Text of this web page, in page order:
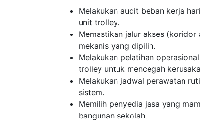
Melakukan audit beban kerja
unit trolley.
Memastikan jalur akses
mekanis yang dipilih.
Melakukan pelatihan
trolley untuk mencegah
Melakukan jadwal perawatan
sistem.
Memilih penyedia jasa yang
bangunan sekolah.